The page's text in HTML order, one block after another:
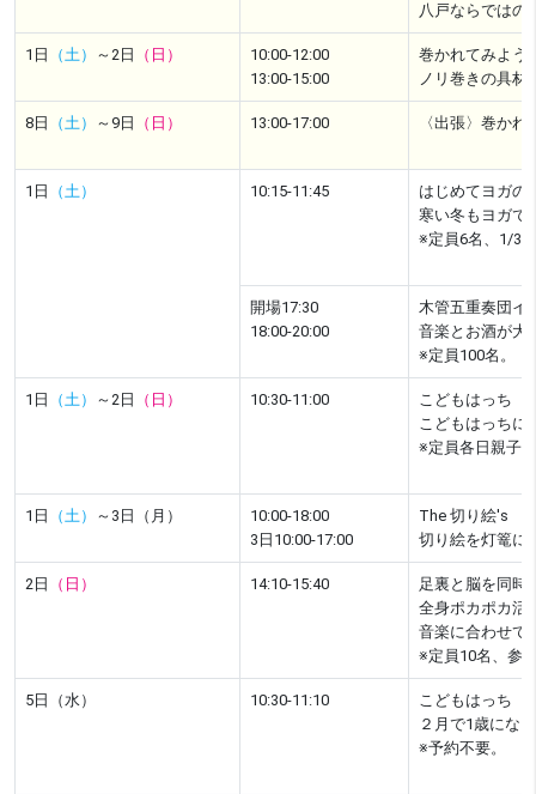
八戸ならではの
1日 （土） ～2日 （日）
10:00-12:00
13:00-15:00
巻かれてみよう
ノリ巻きの具材
8日 （土） ～9日 （日） 13:00-17:00 〈出張〉巻か
1日 （土） 10:15-11:45
はじめてヨガの
寒い冬もヨガで
※定員6名、1/31
開場17:30
18:00-20:00
木管五重奏団
音楽とお酒が大
※定員100名。
1日 （土） ～2日 （日） 10:30-11:00
こどもはっち
こどもはっちに
※定員各日親子
1日 （土） ～3日（月）
10:00-18:00
3日10:00-17:00
The 切り絵's
切り絵を灯篭に
2日 （日） 14:10-15:40
足裏と脳を同時
全身ポカポカ活
音楽に合わせて
※定員10名、参
5日（水） 10:30-11:10
こどもはっち
２月で1歳にな
※予約不要。